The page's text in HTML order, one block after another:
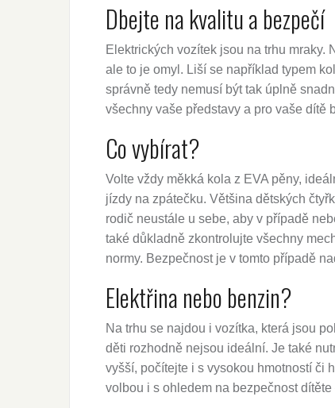
Dbejte na kvalitu a bezpečí
Elektrických vozítek jsou na trhu
ale to je omyl. Liší se například typem
správně tedy nemusí být tak úplně
všechny vaše představy a pro vaše dítě
Co vybírat?
Volte vždy měkká kola z EVA pěny,
jízdy na zpátečku. Většina dětských
rodič neustále u sebe, aby v případě
také důkladně zkontrolujte všechny
normy. Bezpečnost je v tomto případě
Elektřina nebo benzin?
Na trhu se najdou i vozítka, která jsou
děti rozhodně nejsou ideální. Je také
vyšší, počítejte i s vysokou hmotností či
volbou i s ohledem na bezpečnost